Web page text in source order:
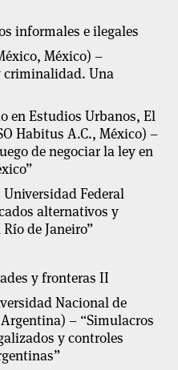
informales e ilegales
México) –
Una
en Estudios Urbanos, El
Habitus A.C., México) –
de negociar la ley en
Federal
alternativos y
de Janeiro”
y fronteras II
Nacional de
– “Simulacros
y controles